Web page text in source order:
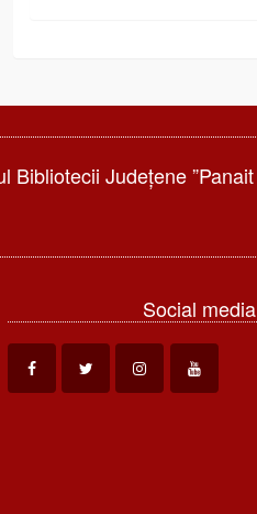
Bibliotecii Judeţene ”Panait
Social media